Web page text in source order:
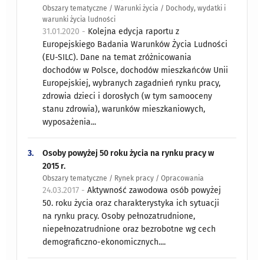
Obszary tematyczne / Warunki życia / Dochody, wydatki i
warunki życia ludności
31.01.2020 - Kolejna edycja raportu z
Europejskiego Badania Warunków Życia Ludności
(EU-SILC). Dane na temat zróżnicowania
dochodów w Polsce, dochodów mieszkańców Unii
Europejskiej, wybranych zagadnień rynku pracy,
zdrowia dzieci i dorosłych (w tym samooceny
stanu zdrowia), warunków mieszkaniowych,
wyposażenia...
3.
Osoby powyżej 50 roku życia na rynku pracy w
2015 r.
Obszary tematyczne / Rynek pracy / Opracowania
24.03.2017 -Aktywność zawodowa osób powyżej
50. roku życia oraz charakterystyka ich sytuacji
na rynku pracy. Osoby pełnozatrudnione,
niepełnozatrudnione oraz bezrobotne wg cech
demograficzno-ekonomicznych....